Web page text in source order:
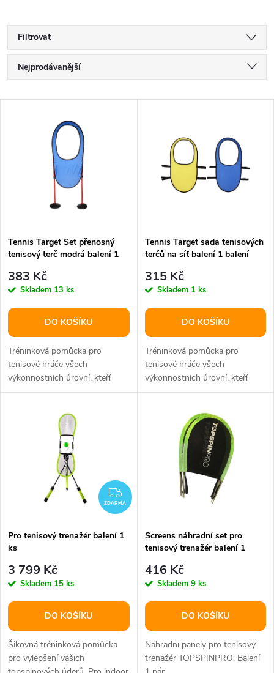
Filtrovat
Ř
a
p
r
o
d
u
Nejprodávanější
Abecedně
s
p
r
o
d
u
Tennis Target Set přenosný
tenisový terč modrá balení 1
383 Kč
Skladem 13 ks
DO KOŠÍKU
Tréninková pomůcka pro
tenisové hráče všech
výkonnostních úrovní, kteří
chtějí zlepšit přesnost úderů.
Tennis Target sada tenisových
terčů na síť balení 1 balení
315 Kč
Skladem 1 ks
DO KOŠÍKU
Tréninková pomůcka pro
tenisové hráče všech
výkonnostních úrovní, kteří
chtějí zlepšit přesnost úderů.
ZDARMA
ZDARMA
Pro tenisový trenažér balení 1
ks
3 799 Kč
Skladem 15 ks
DO KOŠÍKU
Šikovná tréninková pomůcka
pro vylepšení vašich
Screens náhradní set pro
tenisový trenažér balení 1
416 Kč
Skladem 9 ks
DO KOŠÍKU
Náhradní panely pro tenisový
trenažér TOPSPINPRO. Balení